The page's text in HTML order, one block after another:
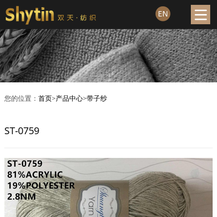
您的位置： 首页>产品中心>带子纱
ST-0759